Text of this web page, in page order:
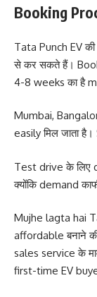
Booking
Tata Punch EV
से कर सकते हैं।
4-8 weeks का है
Mumbai,
easily मिल जाता
Test drive के लिए
क्योंकि demand
Mujhe lagta hai
affordable बनाने
sales service के
first-time EV